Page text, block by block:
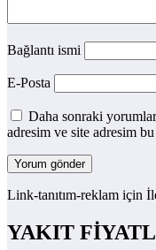
Bağlantı ismi
E-Posta
Daha sonraki
adresim ve site adresim
Link-tanıtım-reklam için
YAKIT